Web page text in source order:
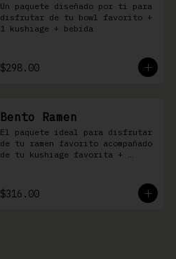
Un paquete diseñado por ti para
disfrutar de tu bowl favorito +
1 kushiage + bebida
$298.00
Bento Ramen
El paquete ideal para disfrutar
de tu ramen favorito acompañado
de tu kushiage favorita +
$316.00